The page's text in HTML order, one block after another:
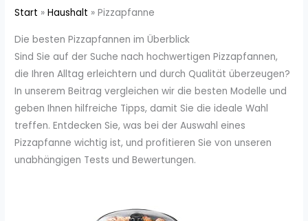
Start Haushalt Pizzapfanne
Die besten Pizzapfannen im Überblick
Sind Sie auf der Suche nach hochwertigen Pizzapfannen,
die Ihren Alltag erleichtern und durch Qualität überzeugen?
In unserem Beitrag vergleichen wir die besten Modelle und
geben Ihnen hilfreiche Tipps, damit Sie die ideale Wahl
treffen. Entdecken Sie, was bei der Auswahl eines
Pizzapfanne wichtig ist, und profitieren Sie von unseren
unabhängigen Tests und Bewertungen.